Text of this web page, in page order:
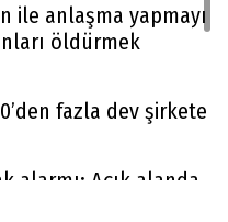
ile anlaşma yapmayı
öldürmek
fazla dev şirkete
alarmı: Açık alanda